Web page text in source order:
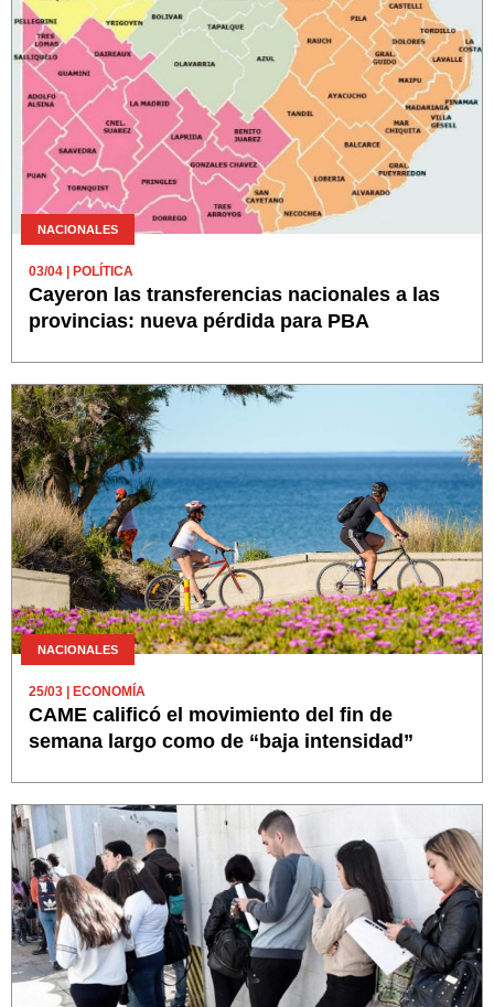
NACIONALES
03/04 | POLÍTICA
Cayeron las transferencias nacionales a las
provincias: nueva pérdida para PBA
NACIONALES
25/03 | ECONOMÍA
CAME calificó el movimiento del fin de
semana largo como de “baja intensidad”